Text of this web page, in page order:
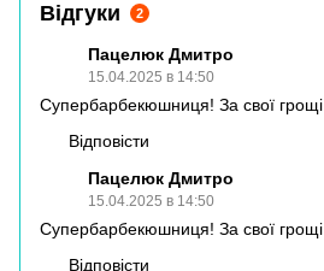
Відгуки 2
Пацелюк Дмитро
15.04.2025 в 14:50
Супербарбекюшниця! За свої грощі
Відповісти
Пацелюк Дмитро
15.04.2025 в 14:50
Супербарбекюшниця! За свої грощі
Відповісти